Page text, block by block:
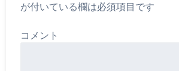
が付いている欄は必須項目です
コメント